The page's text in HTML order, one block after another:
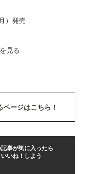
）発売
見る
ージはこちら！
記事が気に入ったら
いいね！しよう